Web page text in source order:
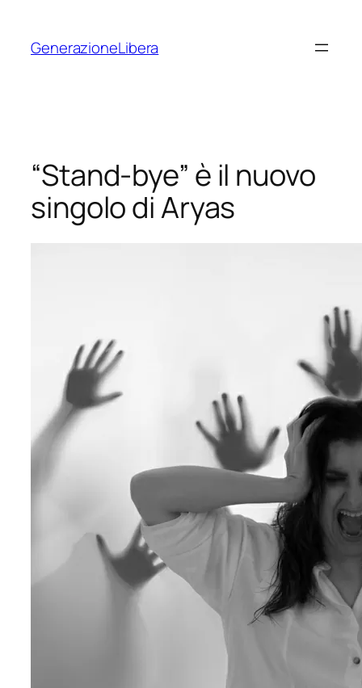
contenuto
GenerazioneLibera
“Stand-bye” è il nuovo
singolo di Aryas